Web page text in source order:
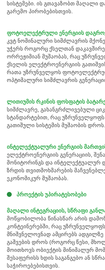
სისტემები. ის გთავაზობთ მაღალი
გარემო პირობებისთვის.
ფოტოელექტრული ენერგიის
კვტ ნომინალური სიმძლავრის
უჭერს როგორც ქსელთან
ორრეჟიმიან მუშაობას, რაც
ქსელის ელექტროენერგიის
რათა უზრუნველყოს
ოპტიმალური სიმძლავრის
ლითიუმის რკინის ფოსფატის
სიმძლავრე, გახანგრძლივებული
სტანდარტებით, რაც
გათიშული სისტემის მუშაობის დროს.
ინტელექტუალური ენერგიის
ელექტროენერგიის გენერაციის,
მონიტორინგს და ინტელექტუალურ
ზრდის თვითმოხმარების
ეკონომიკურ მუშაობას.
პროექტის უპირატესობები
მაღალი ინტეგრაციის, სწრაფი
მოწყობილობა წინასწარ არის
კონტეინერებში, რაც
მნიშვნელოვნად ამცირებს ადგილზე
გაშვების დროს (როგორც წესი,
მოითხოვს ობიექტის მინიმალურ
შესაფერისს ხდის საგანგებო ან
საჭიროებებისთვის.